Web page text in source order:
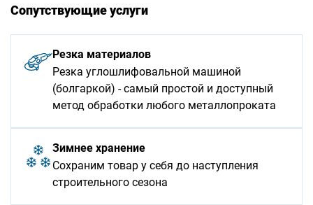
Сопутствующие услуги
Резка материалов
Резка углошлифовальной машиной
(болгаркой) - самый простой и доступный
метод обработки любого металлопроката
Зимнее хранение
Сохраним товар у себя до наступления
строительного сезона